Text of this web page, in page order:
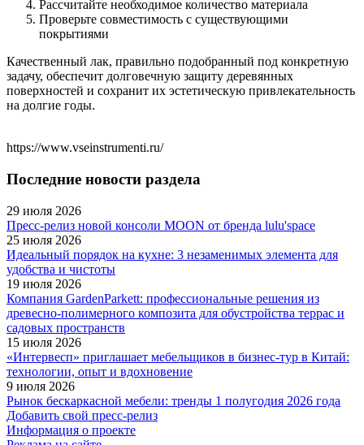
Рассчитайте необходимое количество материала
Проверьте совместимость с существующими
покрытиями
Качественный лак, правильно подобранный под конкретную
задачу, обеспечит долговечную защиту деревянных
поверхностей и сохранит их эстетическую привлекательность
на долгие годы.
https://www.vseinstrumenti.ru/
Последние новости раздела
29 июля 2026
Пресс-релиз новой консоли MOON от бренда lulu'space
25 июля 2026
Идеальный порядок на кухне: 3 незаменимых элемента для
удобства и чистоты
19 июля 2026
Компания GardenParkett: профессиональные решения из
древесно-полимерного композита для обустройства террас и
садовых пространств
15 июля 2026
«Интервесп» приглашает мебельщиков в бизнес-тур в Китай:
технологии, опыт и вдохновение
9 июля 2026
Рынок бескаркасной мебели: тренды 1 полугодия 2026 года
Добавить свой пресс-релиз
Информация о проекте